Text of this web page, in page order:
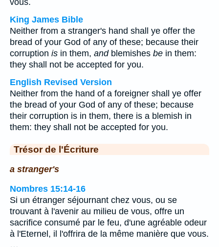
vous.
King James Bible
Neither from a stranger's hand shall ye offer the
bread of your God of any of these; because their
corruption is in them, andblemishes be in them:
they shall not be accepted for you.
English Revised Version
Neither from the hand of a foreigner shall ye offer
the bread of your God of any of these; because
their corruption is in them, there is a blemish in
them: they shall not be accepted for you.
Trésor de l'Écriture
a stranger's
Nombres 15:14-16
Si un étranger séjournant chez vous, ou se
trouvant à l'avenir au milieu de vous, offre un
sacrifice consumé par le feu, d'une agréable odeur
à l'Eternel, il l'offrira de la même manière que vous.